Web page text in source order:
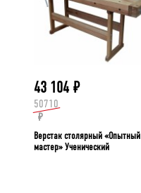
43 104 ₽
50710
₽
Верстак столярный «Опытный
мастер» Ученический